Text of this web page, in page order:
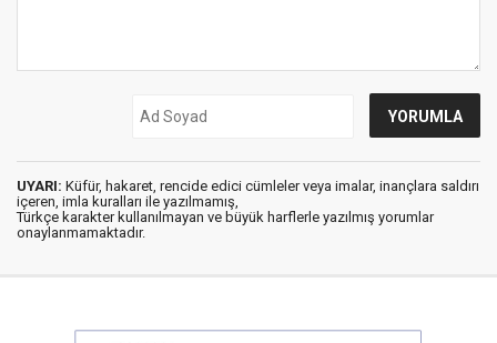
UYARI: Küfür, hakaret, rencide edici cümleler veya imalar, inançlara saldırı
içeren, imla kuralları ile yazılmamış,
Türkçe karakter kullanılmayan ve büyük harflerle yazılmış yorumlar
onaylanmamaktadır.